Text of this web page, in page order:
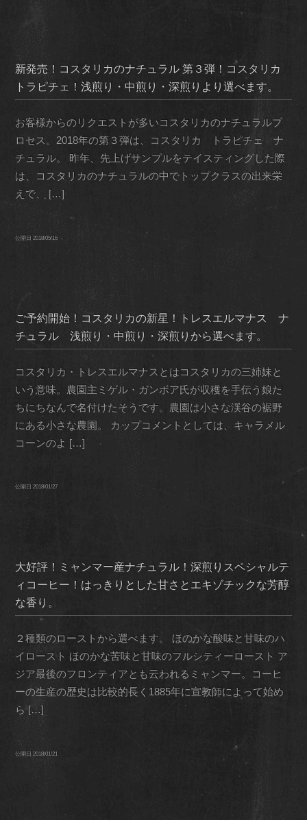
新発売！コスタリカのナチュラル 第３弾！コスタリカ
トラピチェ！浅煎り・中煎り・深煎りより選べます。
お客様からのリクエストが多いコスタリカのナチュラルプ
ロセス。2018年の第３弾は、コスタリカ トラピチェ ナ
チュラル。 昨年、先上げサンプルをテイスティングした際
は、コスタリカのナチュラルの中でトップクラスの出来栄
えで、 […]
公開日2018/05/16
ご予約開始！コスタリカの新星！トレスエルマナス ナ
チュラル 浅煎り・中煎り・深煎りから選べます。
コスタリカ・トレスエルマナスとはコスタリカの三姉妹と
いう意味。農園主ミゲル・ガンボア氏が収穫を手伝う娘た
ちにちなんで名付けたそうです。農園は小さな渓谷の裾野
にある小さな農園。 カップコメントとしては、キャラメル
コーンのよ […]
公開日2018/01/27
大好評！ミャンマー産ナチュラル！深煎りスペシャルテ
ィコーヒー！はっきりとした甘さとエキゾチックな芳醇
な香り。
２種類のローストから選べます。 ほのかな酸味と甘味のハ
イロースト ほのかな苦味と甘味のフルシティーロースト ア
ジア最後のフロンティアとも云われるミャンマー。コーヒ
ーの生産の歴史は比較的長く1885年に宣教師によって始め
ら […]
公開日2018/01/21